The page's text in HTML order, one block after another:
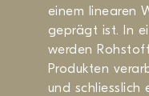
einem linearen
geprägt ist. In
werden
Produkten
und schliesslich